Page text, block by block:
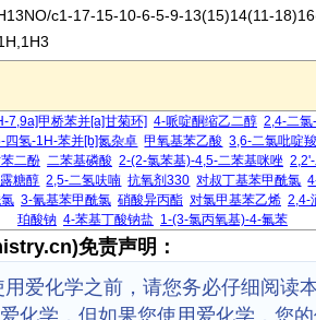
c1-17-15-10-6-5-9-13(15)14(11-
7,9a]甲桥苯并[a]甘菊环] 4-哌啶酮缩乙二醇 2,4-二氯
四氢-1H-苯并[b]氮杂卓 甲氧基苯乙酸 3,6-二氯吡啶
二酚 二苯基磷酸 2-(2-氯苯基)-4,5-二苯基咪唑
糖醇 2,5-二氢呋喃 抗氧剂330 对叔丁基苯甲酰氯
3-氰基苯甲酰氯 硝酸异丙酯 对氯甲基苯乙烯 2,4-
珀酸钠 4-苯基丁酸钠盐 1-(3-氯丙氧基)-4-氟苯
免责声明：
爱化学之前，请您务必仔细阅读
化学，但如果您使用爱化学，您